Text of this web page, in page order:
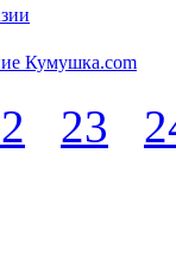
Кумушка.com
23